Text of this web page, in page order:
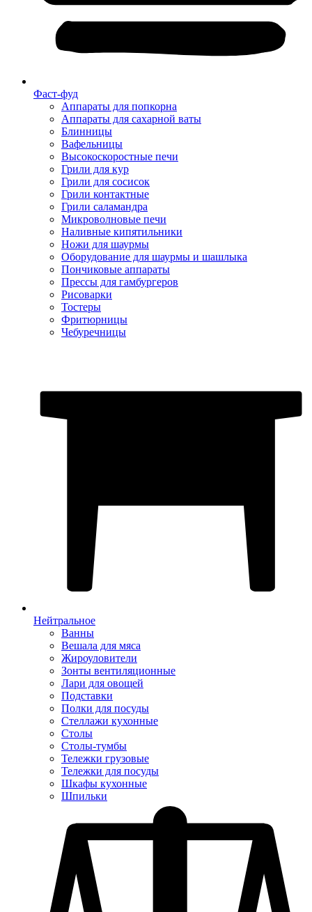
Фаст-фуд
Аппараты для попкорна
Аппараты для сахарной ваты
Блинницы
Вафельницы
Высокоскоростные печи
Грили для кур
Грили для сосисок
Грили контактные
Грили саламандра
Микроволновые печи
Наливные кипятильники
Ножи для шаурмы
Оборудование для шаурмы и шашлыка
Пончиковые аппараты
Прессы для гамбургеров
Рисоварки
Тостеры
Фритюрницы
Чебуречницы
Нейтральное
Ванны
Вешала для мяса
Жироуловители
Зонты вентиляционные
Лари для овощей
Подставки
Полки для посуды
Стеллажи кухонные
Столы
Столы-тумбы
Тележки грузовые
Тележки для посуды
Шкафы кухонные
Шпильки